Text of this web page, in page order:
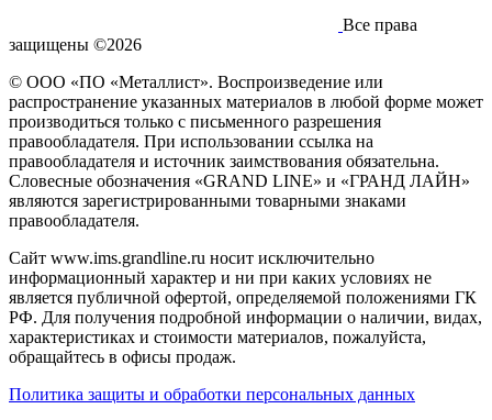
Все права
защищены ©2026
© ООО «ПО «Металлист». Воспроизведение или
распространение указанных материалов в любой форме может
производиться только с письменного разрешения
правообладателя. При использовании ссылка на
правообладателя и источник заимствования обязательна.
Словесные обозначения «GRAND LINE» и «ГРАНД ЛАЙН»
являются зарегистрированными товарными знаками
правообладателя.
Сайт www.ims.grandline.ru носит исключительно
информационный характер и ни при каких условиях не
является публичной офертой, определяемой положениями ГК
РФ. Для получения подробной информации о наличии, видах,
характеристиках и стоимости материалов, пожалуйста,
обращайтесь в офисы продаж.
Политика защиты и обработки персональных данных